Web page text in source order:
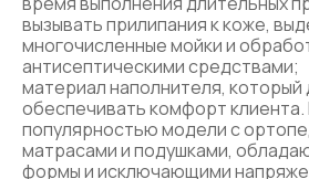
вызывать прилипания к коже,
многочисленные мойки и
антисептическими средствами;
материал наполнителя, который
обеспечивать комфорт
популярностью модели с
матрасами и подушками,
формы и исключающими